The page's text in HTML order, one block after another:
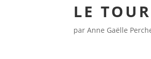
LE
par Anne Gaëlle